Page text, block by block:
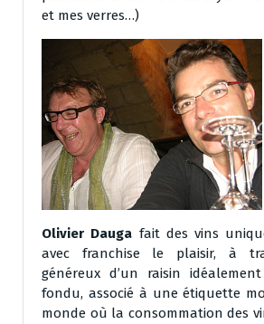
et mes verres…)
Olivier Dauga fait des vins
avec franchise le plaisir, à
généreux d’un raisin
fondu, associé à une étiquette
monde où la consommation des